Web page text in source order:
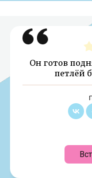
Он готов
петлёй